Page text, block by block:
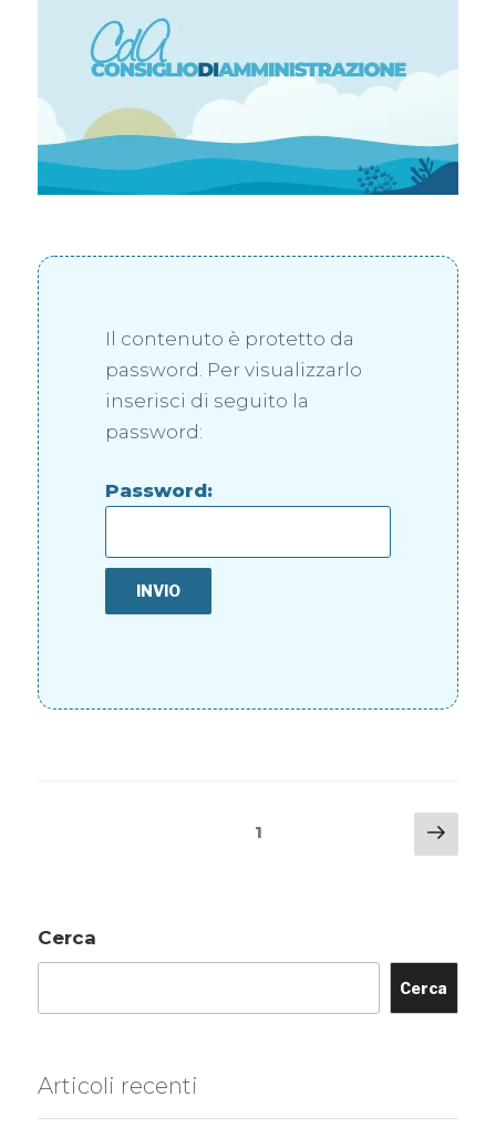
Il contenuto è protetto da
password. Per visualizzarlo
inserisci di seguito la
password:
Password:
1
Cerca
Cerca
Articoli recenti